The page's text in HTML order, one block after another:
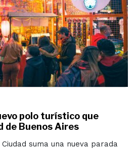
polo turístico que
de Buenos Aires
suma una nueva parada